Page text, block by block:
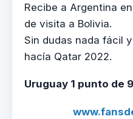
Recibe a Argentina
de visita a Bolivia.
Sin dudas nada fácil
hacía Qatar 2022.
Uruguay 1 punto de